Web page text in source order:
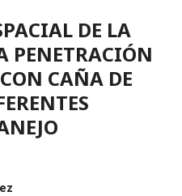
DE LA
PENETRACIÓN
CAÑA DE